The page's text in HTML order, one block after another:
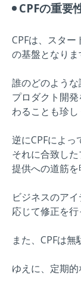
CPFの重要
CPFは、スタ
の基盤となりま
誰のどのよう
プロダクト開
わることも珍し
逆にCPFによっ
それに合致し
提供への道筋を
ビジネスのア
応じて修正を行
また、CPFは無
ゆえに、定期的